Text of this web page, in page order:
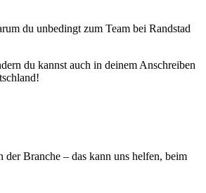
du unbedingt zum Team bei Randstad
du kannst auch in deinem Anschreiben
Branche – das kann uns helfen, beim